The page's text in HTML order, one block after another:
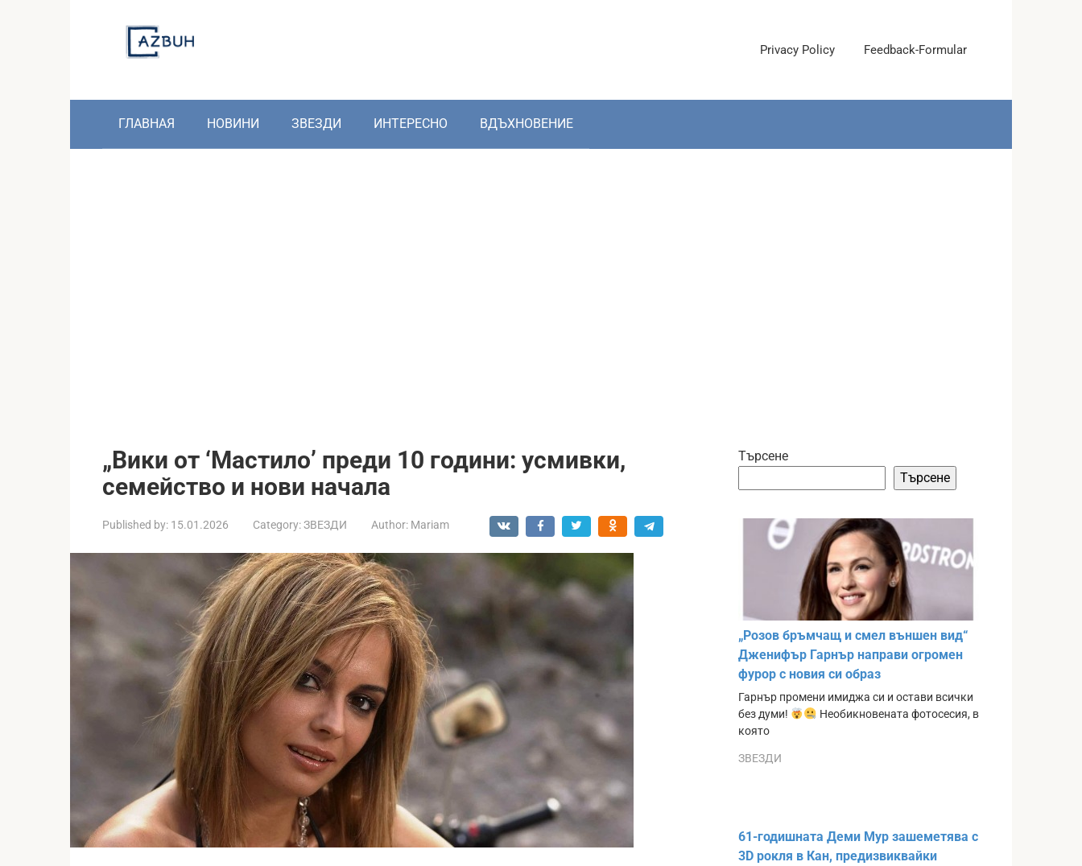
Privacy Policy Feedback-Formular
ГЛАВНАЯ НОВИНИ ЗВЕЗДИ ИНТЕРЕСНО ВДЪХНОВЕНИЕ
„Вики от ‘Мастило’ преди 10 години: усмивки,
семейство и нови начала
Published by: 15.01.2026 Category:ЗВЕЗДИ Author: Mariam
Търсене
Търсене
„Розов бръмчащ и смел външен вид“
Дженифър Гарнър направи огромен
фурор с новия си образ
Гарнър промени имиджа си и остави всички
без думи!
Необикновената фотосесия, в
която
ЗВЕЗДИ
61-годишната Деми Мур зашеметява с
3D рокля в Кан, предизвиквайки